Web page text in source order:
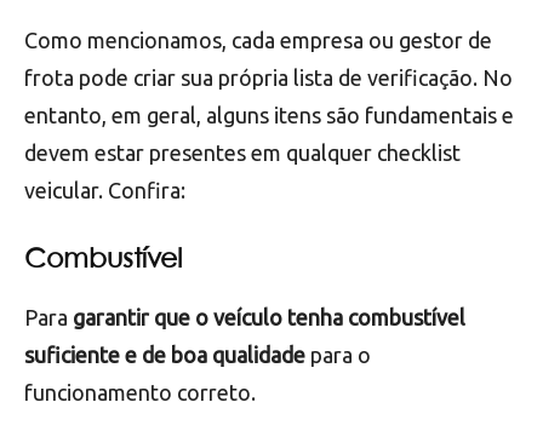
Como mencionamos, cada empresa ou gestor de
frota pode criar sua própria lista de verificação. No
entanto, em geral, alguns itens são fundamentais e
devem estar presentes em qualquer checklist